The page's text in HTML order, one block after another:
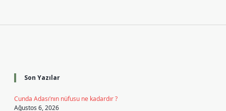
Son Yazılar
Cunda Adası’nın nüfusu ne kadardır ?
Ağustos 6, 2026